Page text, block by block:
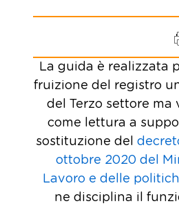
La guida è realizzata
fruizione del registro
del Terzo settore ma
come lettura a
sostituzione del
ottobre 2020 del
Lavoro e delle
ne disciplina il